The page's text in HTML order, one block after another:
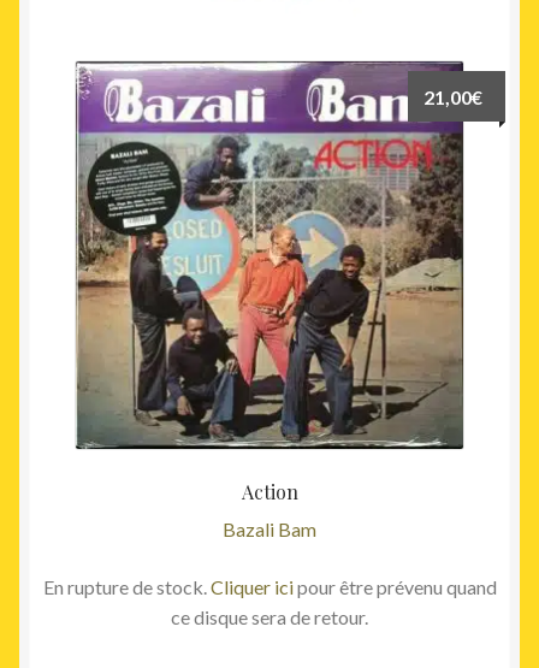
Action
Bazali Bam
21,00€
En rupture de stock. Cliquer icipour être prévenu quand
ce disque sera de retour.